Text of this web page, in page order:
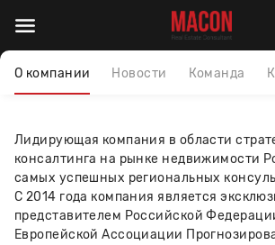
О компании Новости Команда
Лидирующая компания в области
консалтинга на рынке недвижимости
самых успешных региональных
С 2014 года компания является
представителем Российской
Европейской Ассоциации